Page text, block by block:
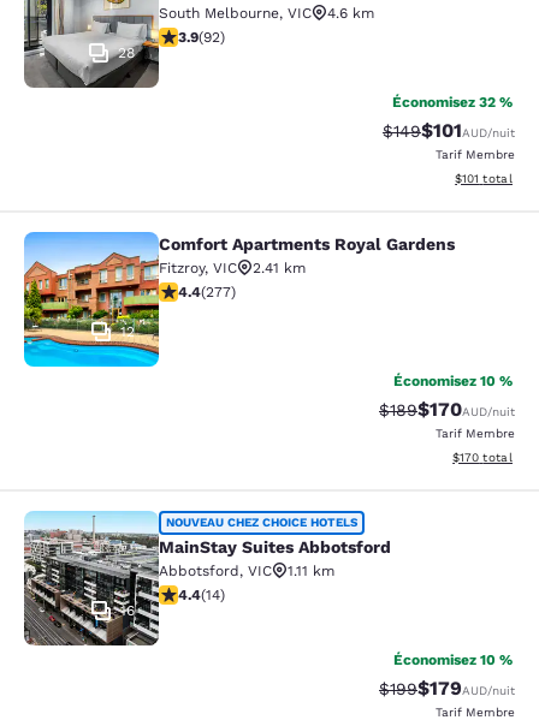
28
South Melbourne, VIC
4.6 km
3.89 étoiles. Bien. 92 commentaires
3.9(92)
Économisez 32 %
Tarif barré :
$149Tarif réduit :
$101AUD/nuit
Tarif Membre
Afficher les
$101 total
Comfort Apartments Royal Gardens
12
Comfort Apartments Royal Gardens
Fitzroy, VIC
2.41 km
4.44 étoiles. Excellent. 277 commentaires
4.4(277)
Économisez 10 %
Tarif barré :
$189Tarif réduit :
$170AUD/nuit
Tarif Membre
Afficher les
$170 total
MainStay Suites Abbotsford
16
NOUVEAU CHEZ CHOICE HOTELS
MainStay Suites Abbotsford
Abbotsford, VIC
1.11 km
4.43 étoiles. Excellent. 14 commentaires
4.4(14)
Économisez 10 %
Tarif barré :
$199Tarif réduit :
$179AUD/nuit
Tarif Membre